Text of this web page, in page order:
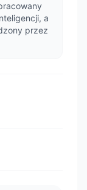
a
przez